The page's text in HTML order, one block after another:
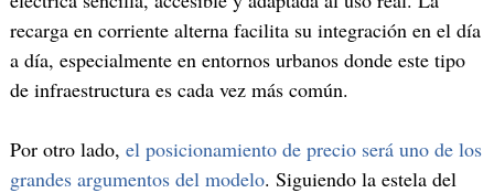
recarga en corriente alterna facilita su integración en el día
a día, especialmente en entornos urbanos donde este tipo
de infraestructura es cada vez más común.
Por otro lado, el posicionamiento de precio será uno de los
grandes argumentos del modelo. Siguiendo la estela del